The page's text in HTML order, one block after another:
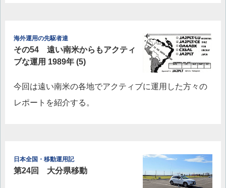
海外運用の先駆者達
その54 遠い南米からもアクティ
ブな運用 1989年 (5)
今回は遠い南米の各地でアクティブに運用した方々の
レポートを紹介する。
日本全国・移動運用記
第24回 大分県移動